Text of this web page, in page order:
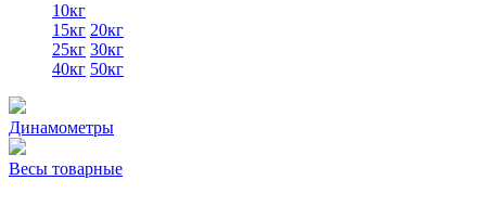
10кг
15кг 20кг
25кг 30кг
40кг 50кг
Динамометры
Весы товарные